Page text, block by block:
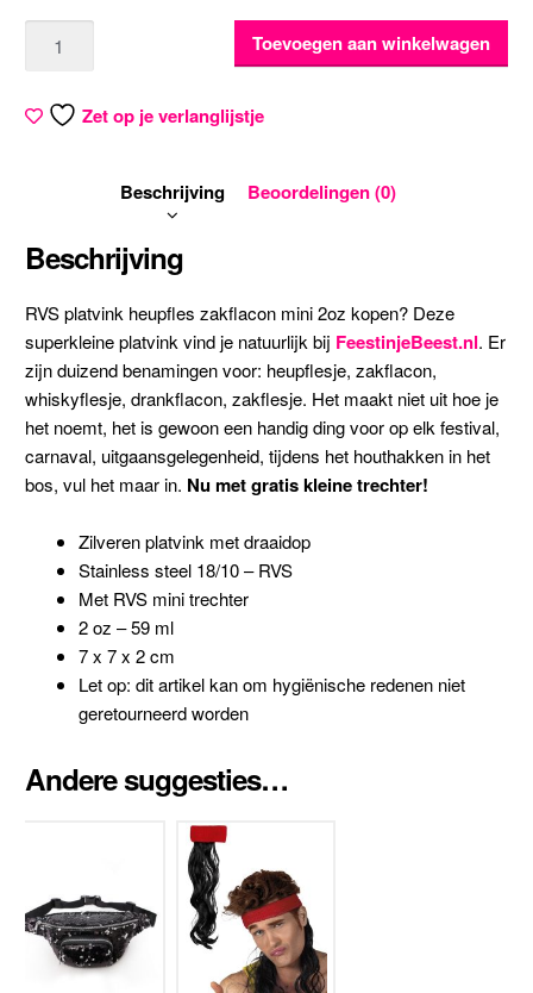
Toevoegen aan winkelwagen
Zet op je verlanglijstje
Beschrijving Beoordelingen (0)
Beschrijving
RVS platvink heupfles zakflacon mini 2oz kopen? Deze
superkleine platvink vind je natuurlijk bij FeestinjeBeest.nl. Er
zijn duizend benamingen voor: heupflesje, zakflacon,
whiskyflesje, drankflacon, zakflesje. Het maakt niet uit hoe je
het noemt, het is gewoon een handig ding voor op elk festival,
carnaval, uitgaansgelegenheid, tijdens het houthakken in het
bos, vul het maar in. Nu met gratis kleine trechter!
Zilveren platvink met draaidop
Stainless steel 18/10 – RVS
Met RVS mini trechter
2 oz – 59 ml
7 x 7 x 2 cm
Let op: dit artikel kan om hygiënische redenen niet
geretourneerd worden
Andere suggesties…